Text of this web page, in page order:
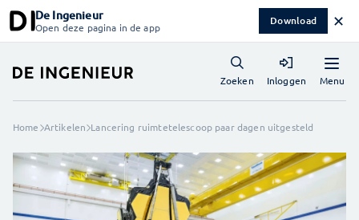
De Ingenieur
Open deze pagina in de app Download ✕
Menu
Zoeken Inloggen
Home Artikelen Lancering ruimtetelescoop paar dagen uitgesteld